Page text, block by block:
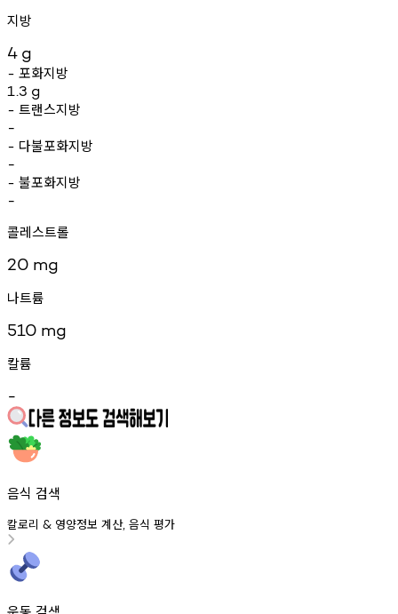
지방
4 g
- 포화지방
1.3 g
- 트랜스지방
-
- 다불포화지방
-
- 불포화지방
-
콜레스트롤
20 mg
나트륨
510 mg
칼륨
-
음식 검색
칼로리 & 영양정보 계산, 음식 평가